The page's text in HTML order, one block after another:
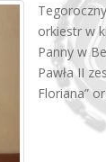
orkiestr w
Panny w
Pawła II
Floriana”